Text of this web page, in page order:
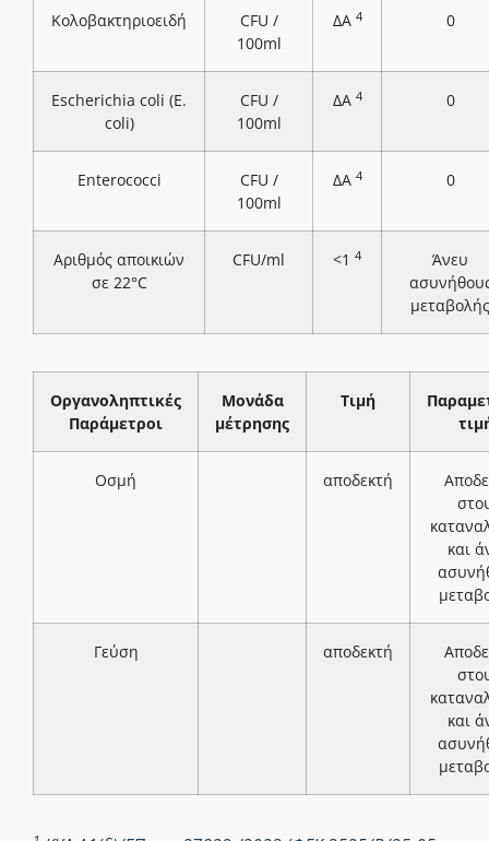
Κολοβακτηριοειδή
CFU /
100ml
ΔΑ 4 0
Escherichia coli (E.
coli)
CFU /
100ml
ΔΑ 4 0
Enterococci
CFU /
100ml
ΔΑ 4 0
Αριθμός αποικιών
σε 22°C
CFU/ml <1 4
Άνευ
μεταβολής
Οργανοληπτικές
Παράμετροι
Μονάδα
μέτρησης
Τιμή
Οσμή αποδεκτή
και
Γεύση αποδεκτή
και